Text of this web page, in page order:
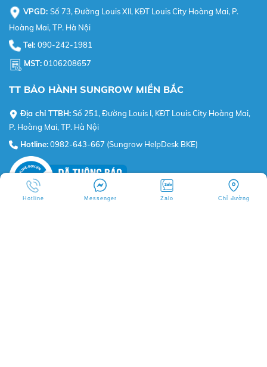
VPGD: Số 73, Đường Louis XII, KĐT Louis City Hoàng Mai, P.
Hoàng Mai, TP. Hà Nội
Tel: 090-242-1981
MST:0106208657
TT BẢO HÀNH SUNGROW MIỀN BẮC
Địa chỉ TTBH:Số 251, Đường Louis I, KĐT Louis City Hoàng Mai,
P. Hoàng Mai, TP. Hà Nội
Hotline:0982-643-667 (Sungrow HelpDesk BKE)
Hotline Messenger Zalo Chỉ đường